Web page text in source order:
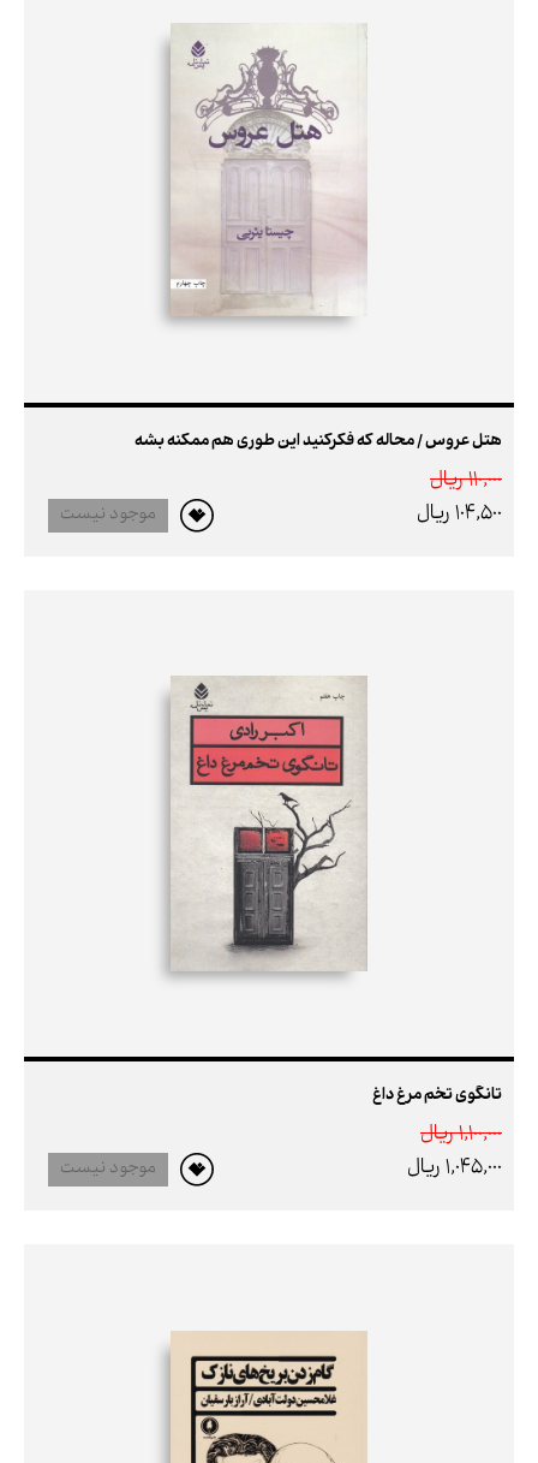
هتل عروس / محاله که فکرکنید این طوری هم ممکنه بشه
110,000 ريال
104,500 ريال
موجود نیست
تانگوی تخم مرغ داغ
1,100,000 ريال
1,045,000 ريال
موجود نیست